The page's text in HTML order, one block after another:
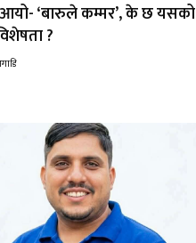
‘बारुले कम्मर’, के छ यसको
?